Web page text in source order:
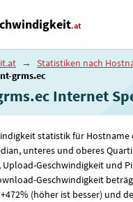
.at
→ Statistiken nach
grms.ec
Internet
statistik für Hostname
unteres und oberes
Geschwindigkeit und
Geschwindigkeit
(höher ist besser) und